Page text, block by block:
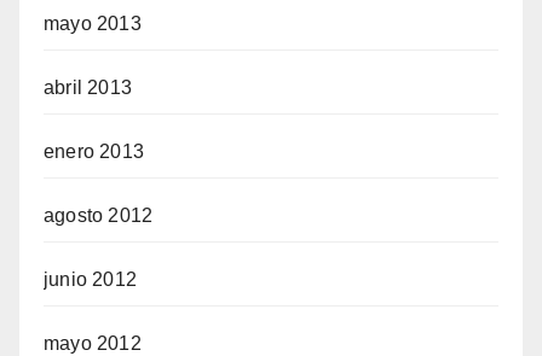
mayo 2013
abril 2013
enero 2013
agosto 2012
junio 2012
mayo 2012